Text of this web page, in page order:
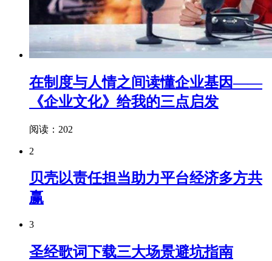
在制度与人情之间读懂企业基因——
《企业文化》给我的三点启发
阅读：202
2
贝壳以责任担当助力平台经济多方共
赢
3
圣经歌词下载三大场景避坑指南